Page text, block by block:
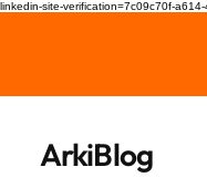
linkedin-site-verification=7c09c70f-
ArkiBlog